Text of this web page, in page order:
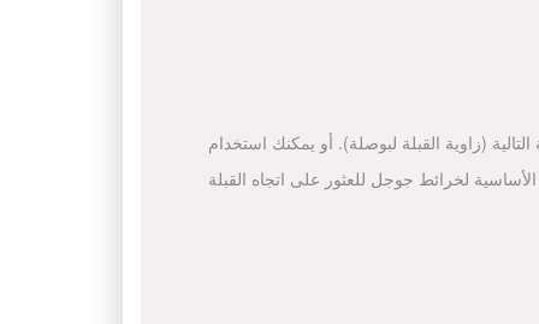
(زاوية القبلة لبوصلة). أو يمكنك استخدام